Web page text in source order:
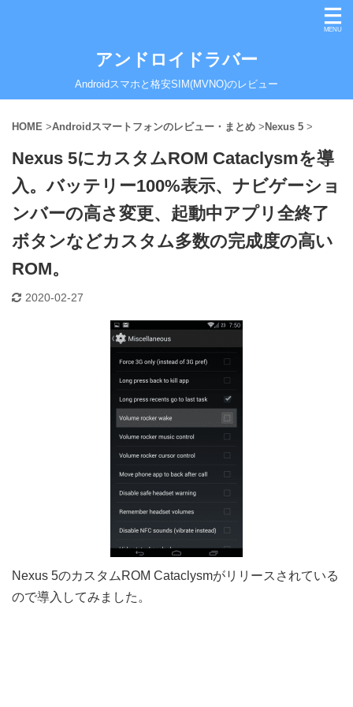
アンドロイドラバー
Androidスマホと格安SIM(MVNO)のレビュー
HOME >Androidスマートフォンのレビュー・まとめ > Nexus 5 >
Nexus 5にカスタムROM Cataclysmを導
入。バッテリー100%表示、ナビゲーショ
ンバーの高さ変更、起動中アプリ全終了
ボタンなどカスタム多数の完成度の高い
ROM。
2020-02-27
Nexus 5のカスタムROM Cataclysmがリリースされている
ので導入してみました。